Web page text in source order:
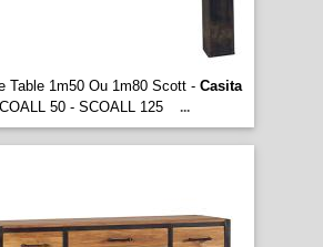
Table 1m50 Ou 1m80 Scott - Casita
50 - SCOALL 125
...